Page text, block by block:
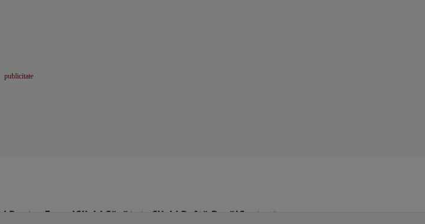
Pentru FemeiClick! Sănătate Click! Poftă Bună!Contact